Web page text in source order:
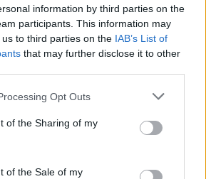
information by third parties on the
participants. This information may
to third parties on the IAB’s List of
that may further disclose it to other
website/app uses one or more Google
or usage behaviour. You may click to
to Google and its third-party tags to
specified purposes in below Google
Opt Outs
of the Sharing of my
of the Sale of my
carriera. Offerte di lavoro,
per trovare un'occupazione,
il colloquio.